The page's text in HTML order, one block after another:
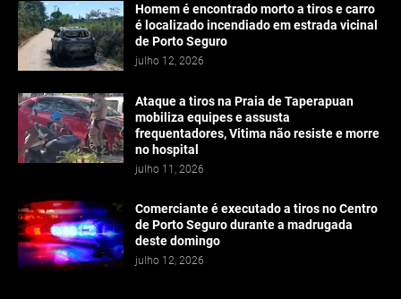
Homem é encontrado morto a tiros e carro
é localizado incendiado em estrada vicinal
de Porto Seguro
julho 12, 2026
Ataque a tiros na Praia de Taperapuan
mobiliza equipes e assusta
frequentadores, Vitima não resiste e morre
no hospital
julho 11, 2026
Comerciante é executado a tiros no Centro
de Porto Seguro durante a madrugada
deste domingo
julho 12, 2026